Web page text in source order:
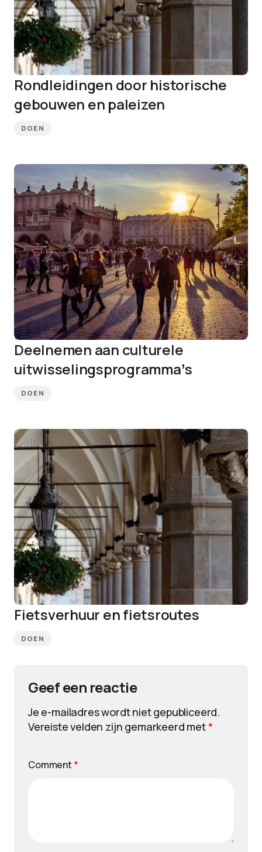
Rondleidingen door historische
gebouwen en paleizen
DOEN
Deelnemen aan culturele
uitwisselingsprogrammaʼs
DOEN
Fietsverhuur en fietsroutes
DOEN
Geef een reactie
Je e-mailadres wordt niet gepubliceerd.
Vereiste velden zijn gemarkeerd met*
Comment *